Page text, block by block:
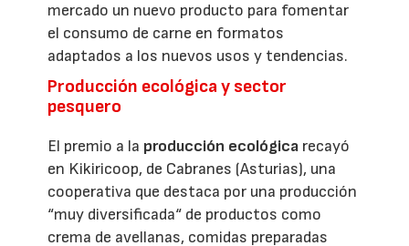
mercado un nuevo producto para fomentar
el consumo de carne en formatos
adaptados a los nuevos usos y tendencias.
Producción ecológica y sector
pesquero
El premio a la producción ecológica recayó
en Kikiricoop, de Cabranes (Asturias), una
cooperativa que destaca por una producción
“muy diversificada“ de productos como
crema de avellanas, comidas preparadas